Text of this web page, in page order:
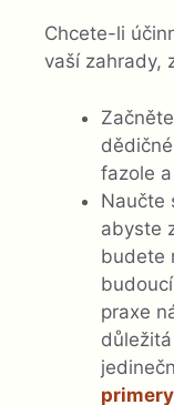
Chcete-li
vaší zahrady,
fazole
Naučte
abyste
budete
praxe